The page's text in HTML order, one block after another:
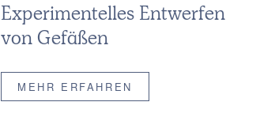
Experimentelles Entwerfen
von Gefäßen
MEHR ERFAHREN